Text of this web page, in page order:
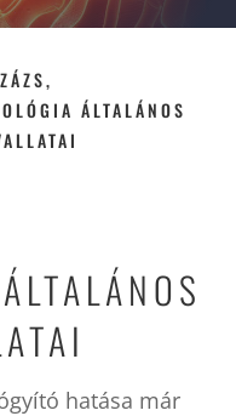
ÁLTALÁNOS
hatása már